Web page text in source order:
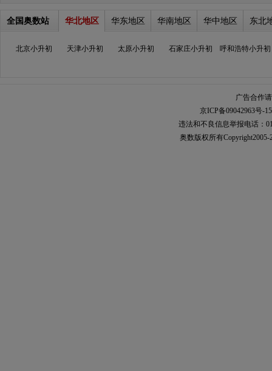
全国奥数站 华北地区 华东地区 华南地区 华中地区 东北
北京小升初 天津小升初 太原小升初 石家庄小升初 呼和浩特小升初
广告合作
京ICP备09042963号-15
违法和不良信息举报电话：
奥数 版权所有Copyright2005-